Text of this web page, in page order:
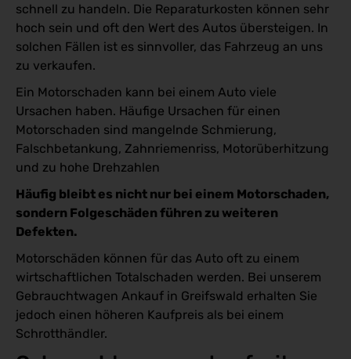
schnell zu handeln. Die Reparaturkosten können sehr
hoch sein und oft den Wert des Autos übersteigen. In
solchen Fällen ist es sinnvoller, das Fahrzeug an uns
zu verkaufen.
Ein Motorschaden kann bei einem Auto viele
Ursachen haben. Häufige Ursachen für einen
Motorschaden sind mangelnde Schmierung,
Falschbetankung, Zahnriemenriss, Motorüberhitzung
und zu hohe Drehzahlen
Häufig bleibt es nicht nur bei einem Motorschaden,
sondern Folgeschäden führen zu weiteren
Defekten.
Motorschäden können für das Auto oft zu einem
wirtschaftlichen Totalschaden werden. Bei unserem
Gebrauchtwagen Ankauf in Greifswald erhalten Sie
jedoch einen höheren Kaufpreis als bei einem
Schrotthändler.